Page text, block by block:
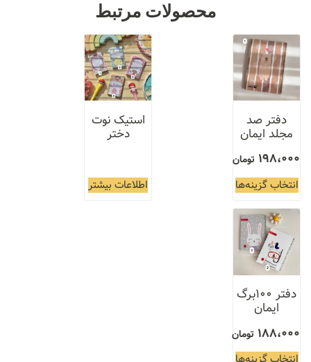
محصولات مرتبط
دفتر صد
مجلد ایمان
198،000 تومان
انتخاب گزینه‌ها
استیک نوت
دختر
اطلاعات بیشتر
دفتر ۱۰۰برگ
ایمان
188،000 تومان